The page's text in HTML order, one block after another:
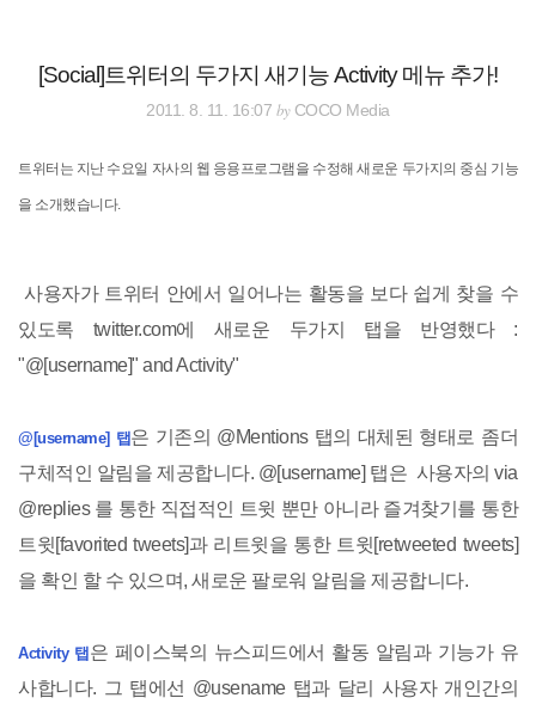
기
[Social]트위터의 두가지 새기능 Activity 메뉴 추가!
2011. 8. 11. 16:07 byCOCO Media
트위터는 지난 수요일 자사의 웹 응용프로그램을 수정해 새로운 두가지의 중심 기능
을 소개했습니다.
사용자가 트위터 안에서 일어나는 활동을 보다 쉽게 찾을 수
있도록 twitter.com에 새로운 두가지 탭을 반영했다 :
"@[username]" and Activity"
@[username] 탭은 기존의 @Mentions 탭의 대체된 형태로 좀더
구체적인 알림을 제공합니다. @[username] 탭은 사용자의 via
@replies 를 통한 직접적인 트윗 뿐만 아니라 즐겨찾기를 통한
트윗[favorited tweets]과 리트윗을 통한 트윗[retweeted tweets]
을 확인 할 수 있으며, 새로운 팔로워 알림을 제공합니다.
Activity 탭 은 페이스북의 뉴스피드에서 활동 알림과 기능가 유
사합니다. 그 탭에선 @usename 탭과 달리 사용자 개인간의